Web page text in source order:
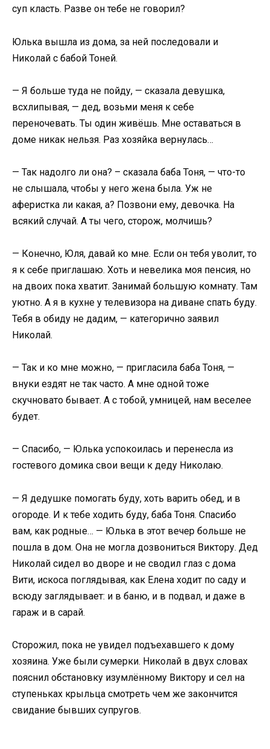
суп класть. Разве он тебе не говорил?
Юлька вышла из дома, за ней последовали и
Николай с бабой Тоней.
— Я больше туда не пойду, — сказала девушка,
всхлипывая, — дед, возьми меня к себе
переночевать. Ты один живёшь. Мне оставаться в
доме никак нельзя. Раз хозяйка вернулась…
— Так надолго ли она? – сказала баба Тоня, — что-то
не слышала, чтобы у него жена была. Уж не
аферистка ли какая, а? Позвони ему, девочка. На
всякий случай. А ты чего, сторож, молчишь?
— Конечно, Юля, давай ко мне. Если он тебя уволит, то
я к себе приглашаю. Хоть и невелика моя пенсия, но
на двоих пока хватит. Занимай большую комнату. Там
уютно. А я в кухне у телевизора на диване спать буду.
Тебя в обиду не дадим, — категорично заявил
Николай.
— Так и ко мне можно, — пригласила баба Тоня, —
внуки ездят не так часто. А мне одной тоже
скучновато бывает. А с тобой, умницей, нам веселее
будет.
— Спасибо, — Юлька успокоилась и перенесла из
гостевого домика свои вещи к деду Николаю.
— Я дедушке помогать буду, хоть варить обед, и в
огороде. И к тебе ходить буду, баба Тоня. Спасибо
вам, как родные… — Юлька в этот вечер больше не
пошла в дом. Она не могла дозвониться Виктору. Дед
Николай сидел во дворе и не сводил глаз с дома
Вити, искоса поглядывая, как Елена ходит по саду и
всюду заглядывает: и в баню, и в подвал, и даже в
гараж и в сарай.
Сторожил, пока не увидел подъехавшего к дому
хозяина. Уже были сумерки. Николай в двух словах
пояснил обстановку изумлённому Виктору и сел на
ступеньках крыльца смотреть чем же закончится
свидание бывших супругов.